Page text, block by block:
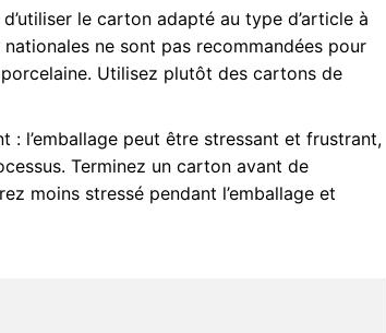
le carton adapté au type d’article à
ne sont pas recommandées pour
Utilisez plutôt des cartons de
: l’emballage peut être stressant et frustrant,
Terminez un carton avant de
moins stressé pendant l’emballage et